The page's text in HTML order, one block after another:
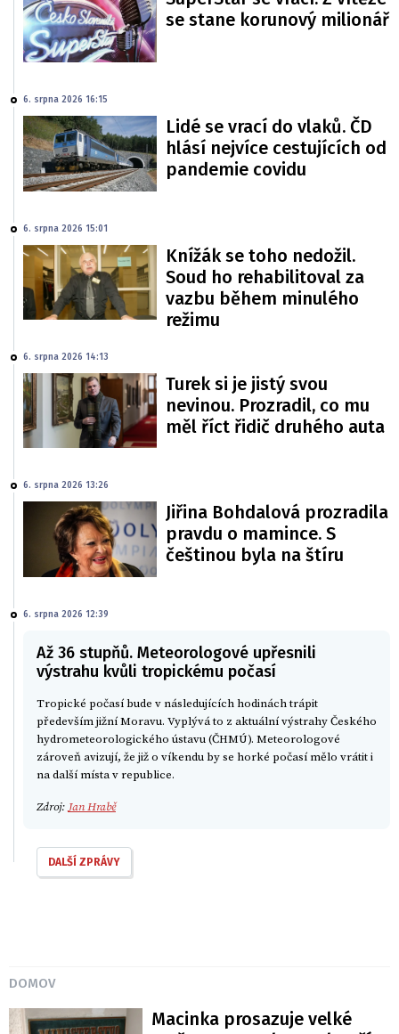
se stane korunový milionář
6. srpna 2026 16:15
Lidé se vrací do vlaků. ČD
hlásí nejvíce cestujících od
pandemie covidu
6. srpna 2026 15:01
Knížák se toho nedožil.
Soud ho rehabilitoval za
vazbu během minulého
režimu
6. srpna 2026 14:13
Turek si je jistý svou
nevinou. Prozradil, co mu
měl říct řidič druhého auta
6. srpna 2026 13:26
Jiřina Bohdalová prozradila
pravdu o mamince. S
češtinou byla na štíru
6. srpna 2026 12:39
Až 36 stupňů. Meteorologové upřesnili
výstrahu kvůli tropickému počasí
Tropické počasí bude v následujících hodinách trápit
především jižní Moravu. Vyplývá to z aktuální výstrahy Českého
hydrometeorologického ústavu (ČHMÚ). Meteorologové
zároveň avizují, že již o víkendu by se horké počasí mělo vrátit i
na další místa v republice.
Zdroj: Jan Hrabě
DALŠÍ ZPRÁVY
DOMOV
Macinka prosazuje velké